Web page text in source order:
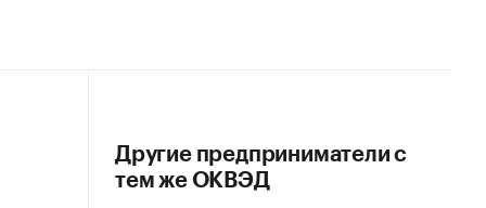
Другие предприниматели с
тем же ОКВЭД